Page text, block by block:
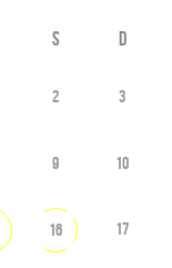
S D
2 3
9 10
16 17